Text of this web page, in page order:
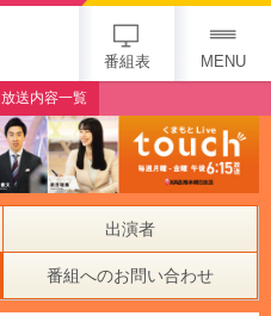
番組表 MENU
放送内容一覧
出演者
番組へのお問い合わせ